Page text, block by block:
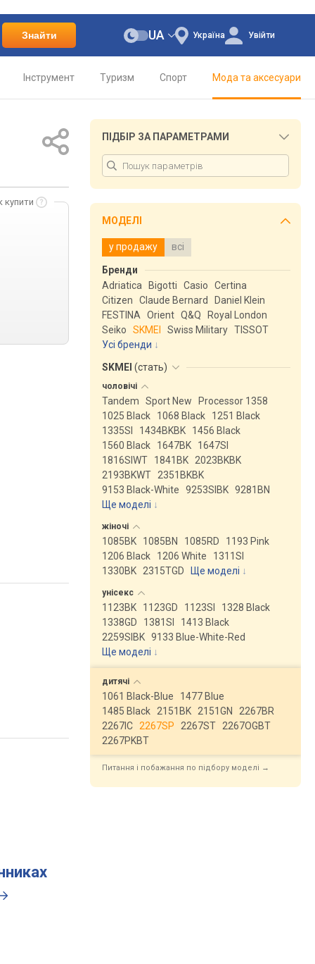
Знайти Україна
UA Увійти
Інструмент Туризм Спорт Мода та аксесуари
купити
ПІДБІР ЗА ПАРАМЕТРАМИ
МОДЕЛІ
у продажу всі
Бренди
Adriatica
Bigotti Casio
Certina
Citizen
Claude Bernard
Daniel Klein
FESTINA
Orient Q&Q
Royal London
Seiko
SKMEI Swiss Military TISSOT
Усі бренди
SKMEI (стать)
чоловічі
Tandem Sport New
Processor 1358
1025 Black
1068 Black
1251 Black
1335SI
1434BKBK
1456 Black
1560 Black
1647BK
1647SI
1816SIWT
1841BK
2023BKBK
2193BKWT
2351BKBK
9153 Black-White
9253SIBK 9281BN
Ще моделі ↓
жіночі
1085BK 1085BN 1085RD
1193 Pink
1206 Black
1206 White
1311SI
1330BK
2315TGD Ще моделі ↓
унісекс
1123BK 1123GD 1123SI
1328 Black
1338GD
1381SI
1413 Black
2259SIBK 9133 Blue-White-Red
Ще моделі ↓
дитячі
1061 Black-Blue
1477 Blue
1485 Black
2151BK 2151GN
2267BR
2267IC
2267SP 2267ST
2267OGBT
2267PKBT
Питання і побажання по підбору моделі →